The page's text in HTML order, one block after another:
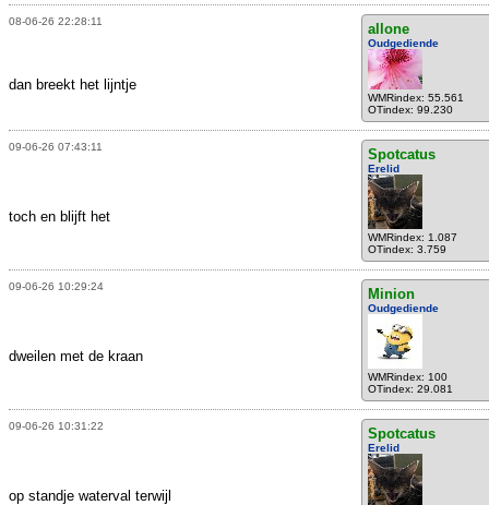
08-06-26 22:28:11 allone
Oudgediende
WMRindex: 55.561
OTindex: 99.230
dan breekt het lijntje
09-06-26 07:43:11 Spotcatus
Erelid
WMRindex: 1.087
OTindex: 3.759
toch en blijft het
09-06-26 10:29:24 Minion
Oudgediende
WMRindex: 100
OTindex: 29.081
dweilen met de kraan
09-06-26 10:31:22 Spotcatus
Erelid
op standje waterval terwijl